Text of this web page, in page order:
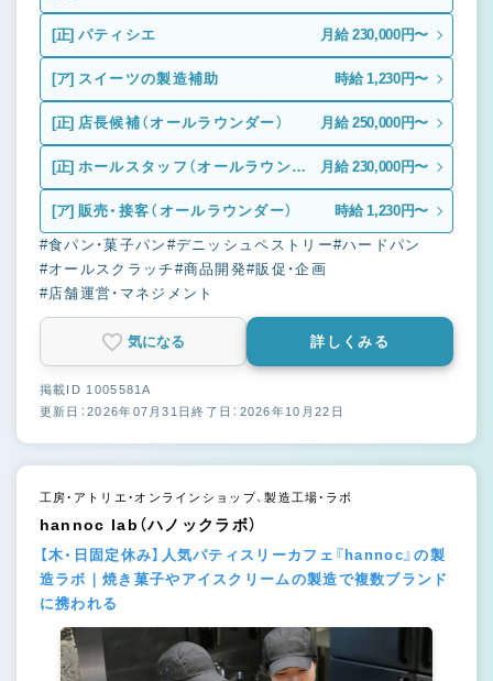
[正] パティシエ 月給 230,000円〜
[ア] スイーツの製造補助 時給 1,230円〜
[正] 店長候補（オールラウンダー） 月給 250,000円〜
[正] ホールスタッフ（オールラウンダ
ー）
月給 230,000円〜
[ア] 販売・接客（オールラウンダー） 時給 1,230円〜
#食パン・菓子パン #デニッシュペストリー#ハードパン
#オールスクラッチ #商品開発#販促・企画
#店舗運営・マネジメント
気になる 詳しくみる
掲載ID 1005581A
更新日：2026年07月31日終了日：2026年10月22日
工房・アトリエ・オンラインショップ、製造工場・ラボ
hannoc lab（ハノックラボ）
【木・日固定休み】人気パティスリーカフェ『hannoc』の製
造ラボ｜焼き菓子やアイスクリームの製造で複数ブランド
に携われる